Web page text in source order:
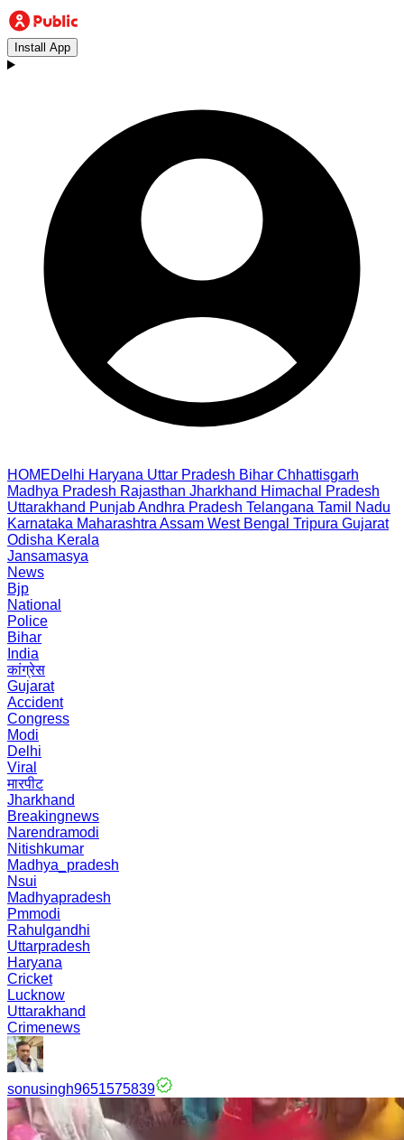
Install App
HOMEDelhi Haryana Uttar Pradesh Bihar Chhattisgarh
Madhya Pradesh Rajasthan Jharkhand Himachal Pradesh
Uttarakhand PunjabAndhra Pradesh Telangana Tamil Nadu
Karnataka Maharashtra Assam West Bengal Tripura Gujarat
Odisha Kerala
Jansamasya
News
Bjp
National
Police
Bihar
India
कांग्रेस
Gujarat
Accident
Congress
Modi
Delhi
Viral
मारपीट
Jharkhand
Breakingnews
Narendramodi
Nitishkumar
Madhya_pradesh
Nsui
Madhyapradesh
Pmmodi
Rahulgandhi
Uttarpradesh
Haryana
Cricket
Lucknow
Uttarakhand
Crimenews
sonusingh9651575839